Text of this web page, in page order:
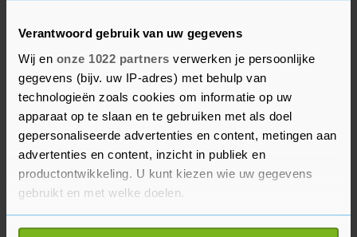
Verantwoord gebruik van uw gegevens
Wij en onze 1022 partners verwerken je persoonlijke
gegevens (bijv. uw IP-adres) met behulp van
technologieën zoals cookies om informatie op uw
apparaat op te slaan en te gebruiken met als doel
gepersonaliseerde advertenties en content, metingen aan
advertenties en content, inzicht in publiek en
productontwikkeling. U kunt kiezen wie uw gegevens
gebruikt en met welke doelen.
Als u het toestaat, willen we ook graag: